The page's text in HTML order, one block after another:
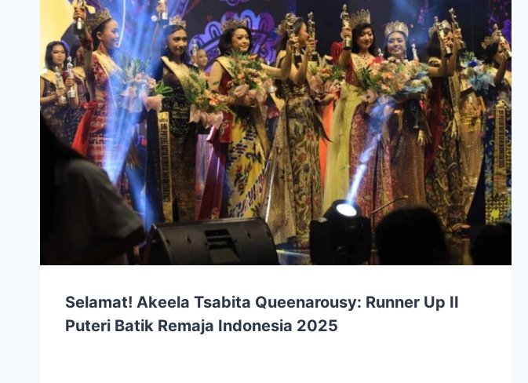
Selamat! Akeela Tsabita Queenarousy: Runner Up II
Puteri Batik Remaja Indonesia 2025